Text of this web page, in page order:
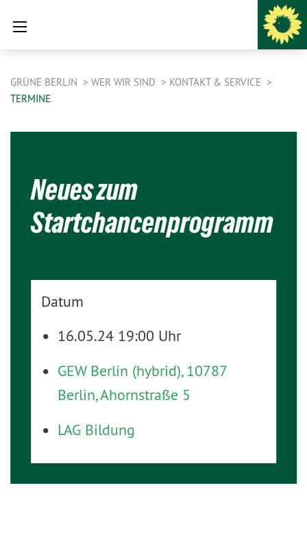
GRÜNE BERLIN WER WIR SIND
KONTAKT & SERVICE
TERMINE
Neues zum
Startchancenprogramm
Datum
16.05.24 19:00 Uhr
GEW Berlin (hybrid), 10787
Berlin, Ahornstraße 5
LAG Bildung